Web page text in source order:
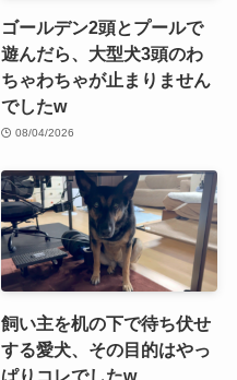
ゴールデン2頭とプールで
遊んだら、大型犬3頭のわ
ちゃわちゃが止まりません
でしたw
08/04/2026
飼い主を机の下で待ち伏せ
する愛犬、その目的はやっ
ぱりコレでしたw